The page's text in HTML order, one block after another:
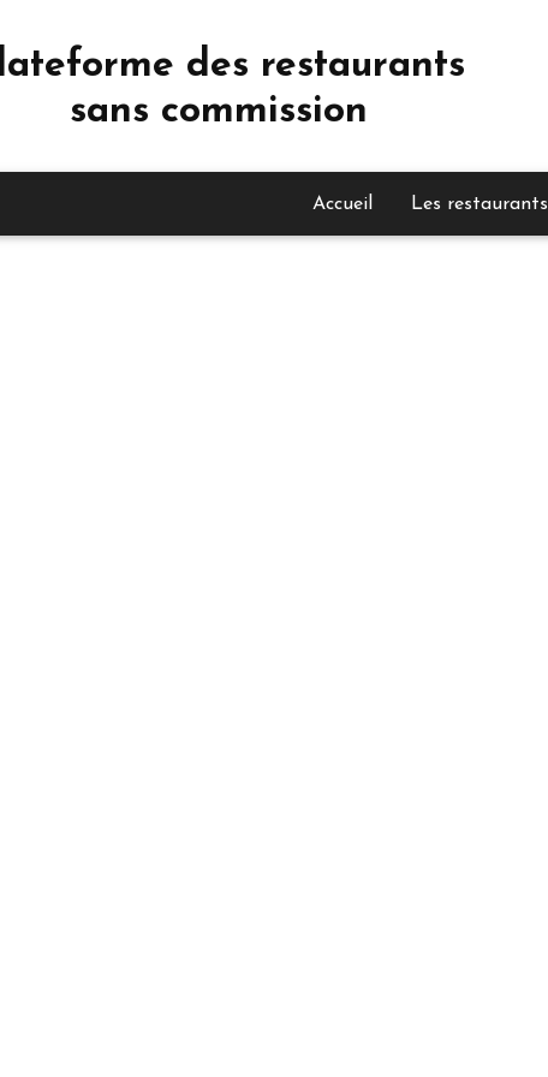
des restaurants
sans commission
Accueil Les restaurants